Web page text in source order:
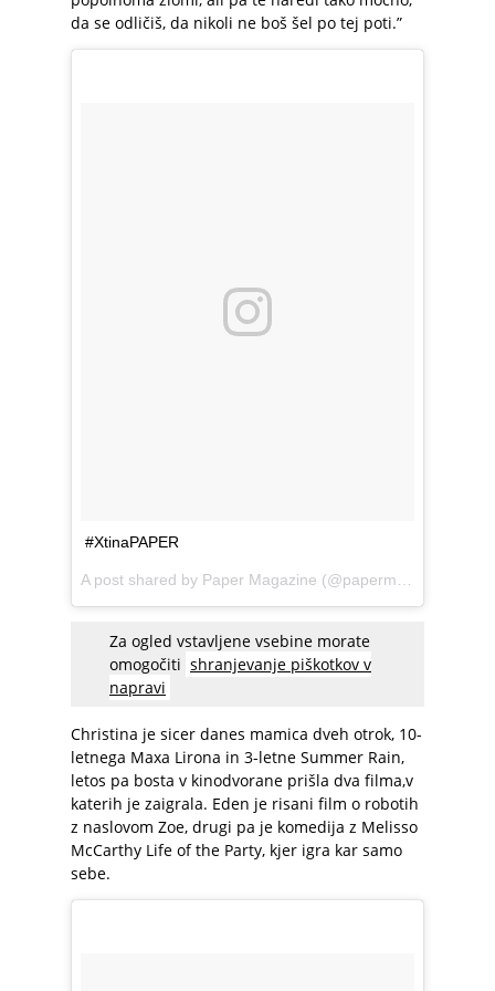
da se odličiš, da nikoli ne boš šel po tej poti.”
#XtinaPAPER
A post shared by Paper Magazine (@papermagazine) on
Za ogled vstavljene vsebine morate
omogočiti shranjevanje piškotkov v
napravi
Christina je sicer danes mamica dveh otrok, 10-
letnega Maxa Lirona in 3-letne Summer Rain,
letos pa bosta v kinodvorane prišla dva filma,v
katerih je zaigrala. Eden je risani film o robotih
z naslovom Zoe, drugi pa je komedija z Melisso
McCarthy Life of the Party, kjer igra kar samo
sebe.